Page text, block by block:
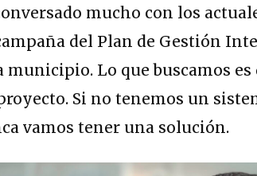
mucho con los
del Plan de Gestión
municipio. Lo que buscamos
Si no tenemos un
vamos tener una solución.